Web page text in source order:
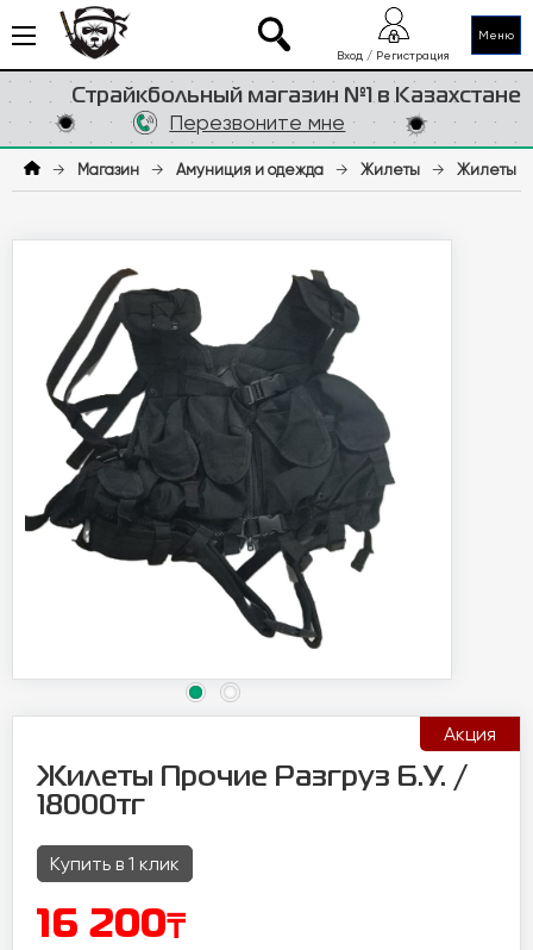
Меню
Страйкбольный магазин №1 в Казахстане
Вход / Регистрация
Перезвоните мне
→ Магазин → Амуниция и одежда → Жилеты → Жилеты
Жилеты Прочие Разгруз Б.У. /
18000тг
Купить в 1 клик
Акция
16 200₸